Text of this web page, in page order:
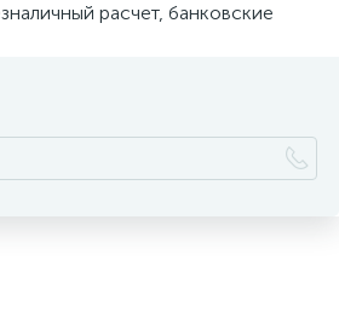
расчет, банковские